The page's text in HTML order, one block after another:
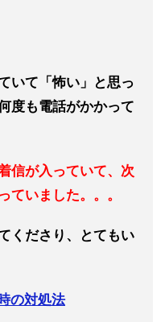
いて「怖い」と思っ
度も電話がかかって
信が入っていて、次
ていました。。。
くださり、とてもい
の対処法